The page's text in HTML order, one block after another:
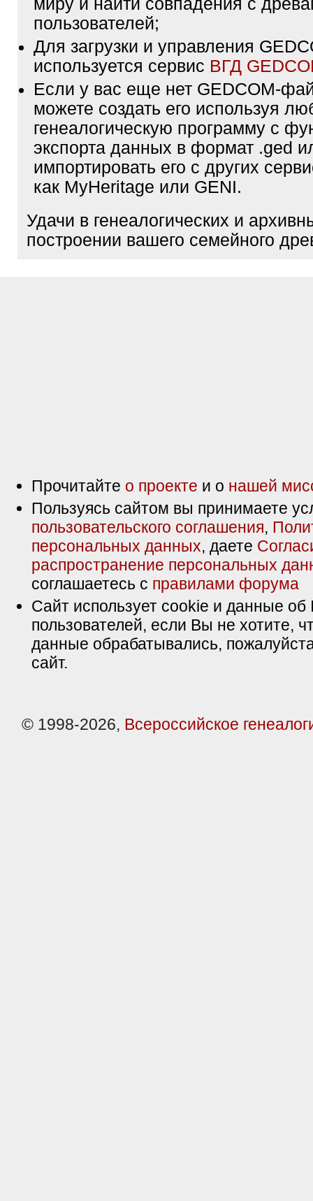
миру и найти совпадения с
пользователей;
Для загрузки и управления
используется сервис ВГД
Если у вас еще нет GEDCOM-
можете создать его используя
генеалогическую программу с
экспорта данных в формат .ged
импортировать его с других
как MyHeritage или GENI.
Удачи в генеалогических и
построении вашего семейного
Прочитайте о проекте и о нашей
Пользуясь сайтом вы принимаете
пользовательского соглашения,
персональных данных, даете
распространение персональных
соглашаетесь с правилами форума
Сайт использует cookie и данные об
пользователей, если Вы не хотите,
данные обрабатывались,
сайт.
© 1998-2026, Всероссийское